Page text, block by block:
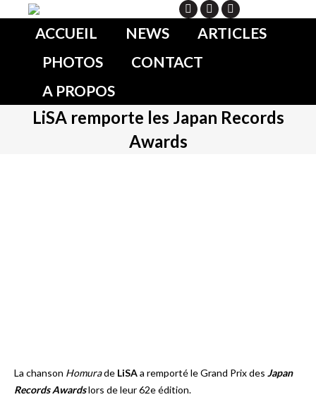
ACCUEIL NEWS
ARTICLES
PHOTOS
CONTACT
A PROPOS
LiSA remporte les Japan Records
Awards
La chanson Homurade LiSAa remporté le Grand Prix des Japan
Records Awardslors de leur 62e édition.